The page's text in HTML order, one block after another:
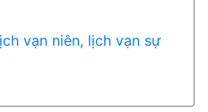
vạn niên, lịch vạn sự